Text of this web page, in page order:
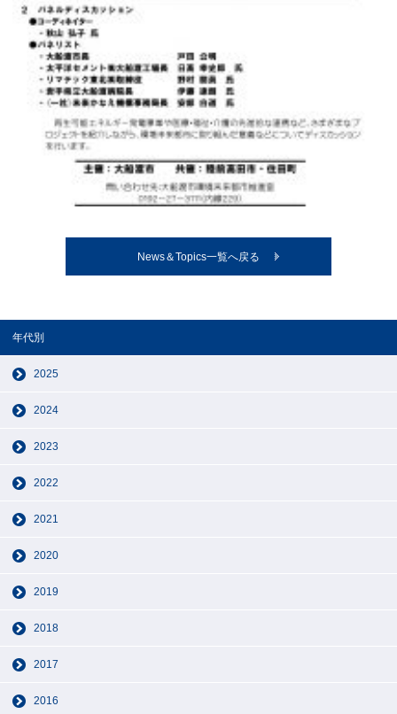
News＆Topics一覧へ戻る
年代別
2025
2024
2023
2022
2021
2020
2019
2018
2017
2016